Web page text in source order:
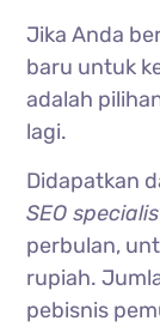
Jika Anda
baru untuk
adalah
lagi.
Didapatkan
SEO
perbulan,
rupiah.
pebisnis